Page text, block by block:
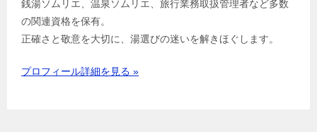
銭湯ソムリエ、温泉ソムリエ、旅行業務取扱管理者など多数
の関連資格を保有。
正確さと敬意を大切に、湯選びの迷いを解きほぐします。
プロフィール詳細を見る »